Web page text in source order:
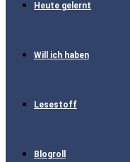
Heute gelernt
Will ich haben
Lesestoff
Blogroll